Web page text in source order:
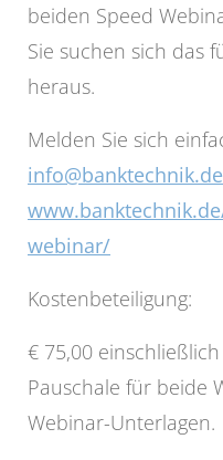
beiden Speed
Sie suchen sich das
heraus.
Melden Sie sich
info@banktechnik.de
webinar/
Kostenbeteiligung:
€ 75,00
Pauschale für beide
Webinar-Unterlagen.